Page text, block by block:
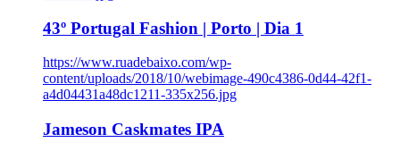
43º Portugal Fashion | Porto | Dia 1
https://www.ruadebaixo.com/wp-
content/uploads/2018/10/webimage-490c4386-0d44-42f1-
a4d04431a48dc1211-335x256.jpg
Jameson Caskmates IPA